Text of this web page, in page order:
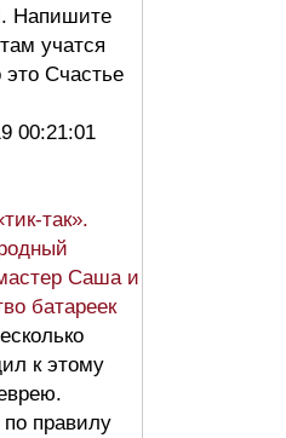
Напишите
учатся
это Счастье
00:21:01
так».
Саша и
батареек
к этому
правилу